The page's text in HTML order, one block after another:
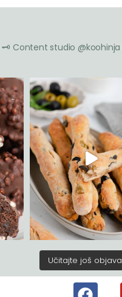
🗝 Content studio @koohinja
Učitajte još objava